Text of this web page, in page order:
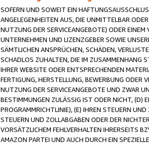
SOFERN UND SOWEIT EIN
ANGELEGENHEITEN AUS, DIE UNMITTELBAR
NUTZUNG DER SERVICEANGEBOTE) ODER
UNTERNEHMEN UND LIZENZGEBER SOWIE
SÄMTLICHEN ANSPRÜCHEN, SCHÄDEN,
SCHADLOS ZUHALTEN, DIE IM ZUSAMMENHANG
IHRER WEBSITE ODER ENTSPRECHENDEN
FERTIGUNG, HERSTELLUNG, BEWERBUNG ODER
NUTZUNG DER SERVICEANGEBOTE UND ZWAR
BESTIMMUNGEN ZULÄSSIG IST ODER NICHT, (D)
PROGRAMMRICHTLINIE), (E) IHREN STEUERN
STEUERN UND ZOLLABGABEN ODER DER
VORSÄTZLICHEM FEHLVERHALTEN IHRERSEITS
AMAZON PARTEI UND AUCH DURCH EIN